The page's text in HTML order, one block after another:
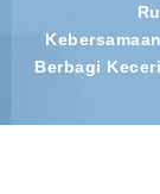
Berbagi